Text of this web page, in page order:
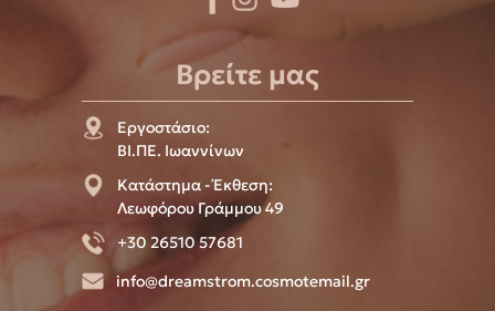
Βρείτε μας
Εργοστάσιο:
ΒΙ.ΠΕ. Ιωαννίνων
Κατάστημα - Έκθεση:
Λεωφόρου Γράμμου 49
+30 26510 57681
info@dreamstrom.cosmotemail.gr